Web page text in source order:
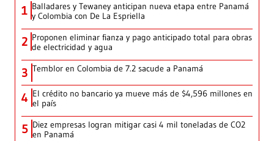
1 Balladares y Tewaney anticipan nueva etapa entre Panamá
y Colombia con De La Espriella
2 Proponen eliminar fianza y pago anticipado total para obras
de electricidad y agua
3 Temblor en Colombia de 7.2 sacude a Panamá
4 El crédito no bancario ya mueve más de $4,596 millones en
el país
5 Diez empresas logran mitigar casi 4 mil toneladas de CO2
en Panamá